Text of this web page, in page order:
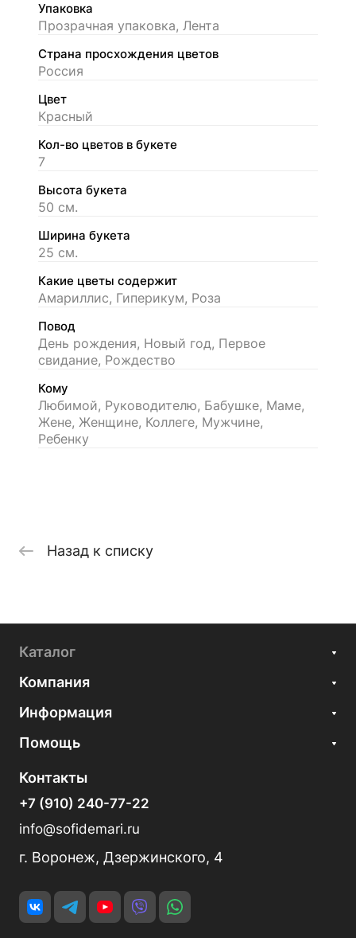
Упаковка
Прозрачная упаковка, Лента
Страна просхождения цветов
Россия
Цвет
Красный
Кол-во цветов в букете
7
Высота букета
50 см.
Ширина букета
25 см.
Какие цветы содержит
Амариллис, Гиперикум, Роза
Повод
День рождения, Новый год, Первое
свидание, Рождество
Кому
Любимой, Руководителю, Бабушке, Маме,
Жене, Женщине, Коллеге, Мужчине,
Ребенку
Назад к списку
Каталог
Компания
Информация
Помощь
Контакты
+7 (910) 240-77-22
info@sofidemari.ru
г. Воронеж, Дзержинского, 4